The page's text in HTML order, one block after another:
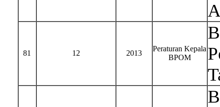
81 12 2013
Peraturan Kepala
BPOM